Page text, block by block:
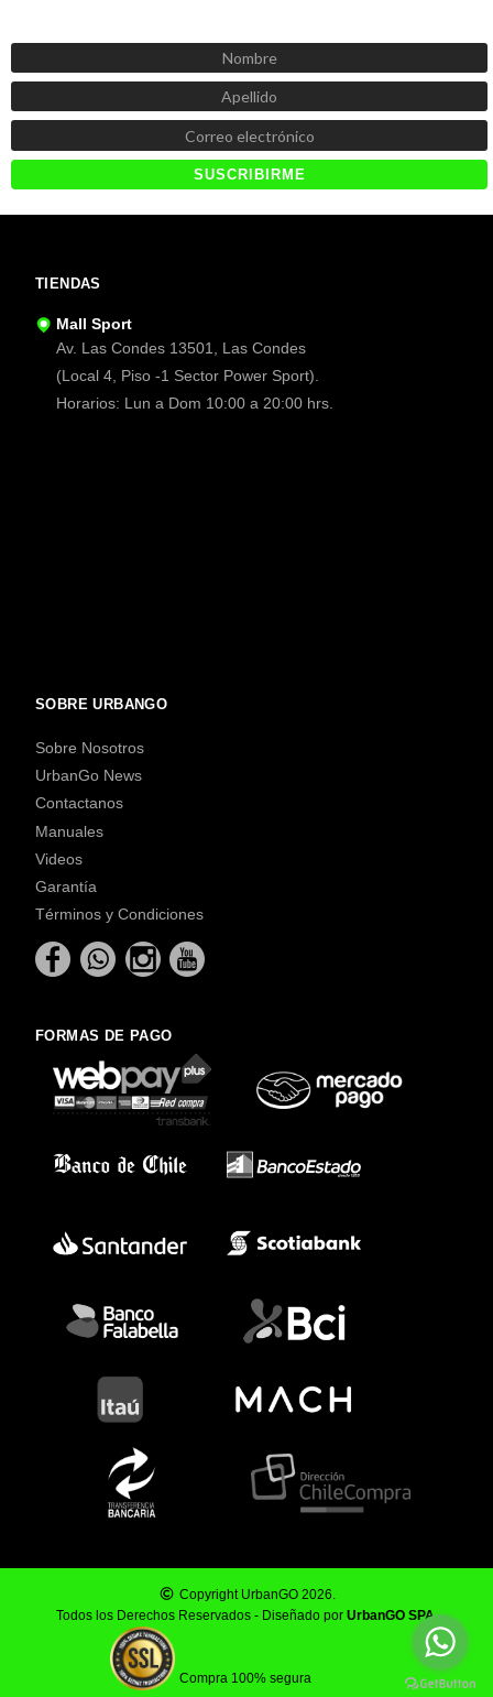
TIENDAS
Mall Sport
Av. Las Condes 13501, Las Condes
(Local 4, Piso -1 Sector Power Sport).
Horarios: Lun a Dom 10:00 a 20:00 hrs.
SOBRE URBANGO
Sobre Nosotros
UrbanGo News
Contactanos
Manuales
Videos
Garantía
Términos y Condiciones
FORMAS DE PAGO
Copyright UrbanGO 2026.
Todos los Derechos Reservados - Diseñado por UrbanGO SPA.
Compra 100% segura